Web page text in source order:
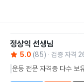
정상익 선생님
5.0 (85) 검증 자격
운동 전문 자격증 다수 보